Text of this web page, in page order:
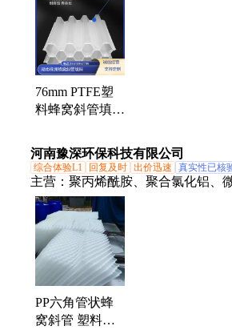
76mm PTFE塑
料蜂窝斜管填料
丝网波纹 用于
有机废水处理
河南豫深环保科技有限公司
综合体验L1 回复及时 出价迅速 真实性已核
主营： 聚丙烯酰胺、聚合氯化铝、
料、活性氧化铝球、聚合硫酸铁、
钠乙酸钠、一水柠檬酸、聚合氯化
PP六角管状蜂
窝斜管 塑料沉